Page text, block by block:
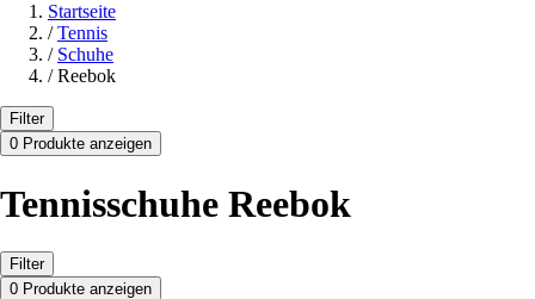
Startseite
/ Tennis
/ Schuhe
/ Reebok
Filter
0 Produkte anzeigen
Tennisschuhe Reebok
Filter
0 Produkte anzeigen